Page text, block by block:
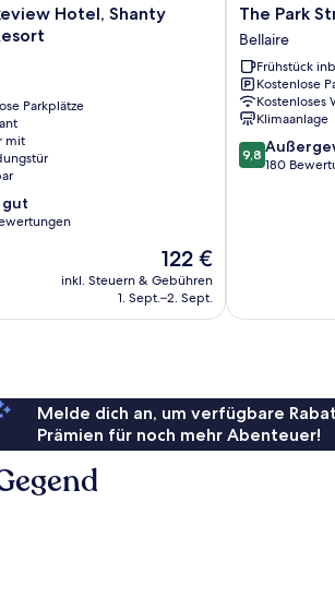
Hotel, Shanty
Parkplätze
mit
gut
Der
Preis
beträgt
122 €
inkl. Steuern & Gebühren
1. Sept.–2. Sept.
The
Park
Street
Inn
Bellaire
The Park
Bellaire
Frühstück
Kostenlose
Kostenloses
Klimaanlage
9.8
von
9,8
180
Melde dich an, um verfügbare
Prämien für noch mehr Abenteuer!